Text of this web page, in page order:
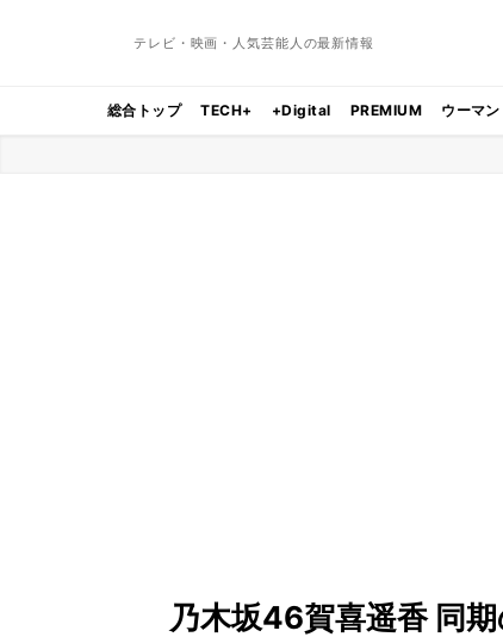
テレビ・映画・人気芸能人の最新情報
総合トップ TECH+ +Digital PREMIUM ウーマン
乃木坂46賀喜遥香 同